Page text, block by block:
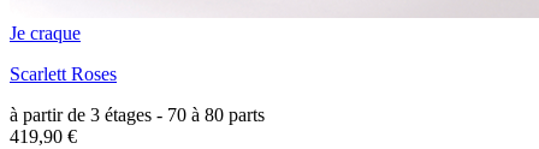
Je craque
Scarlett Roses
à partir de 3 étages - 70 à 80 parts
419,90 €